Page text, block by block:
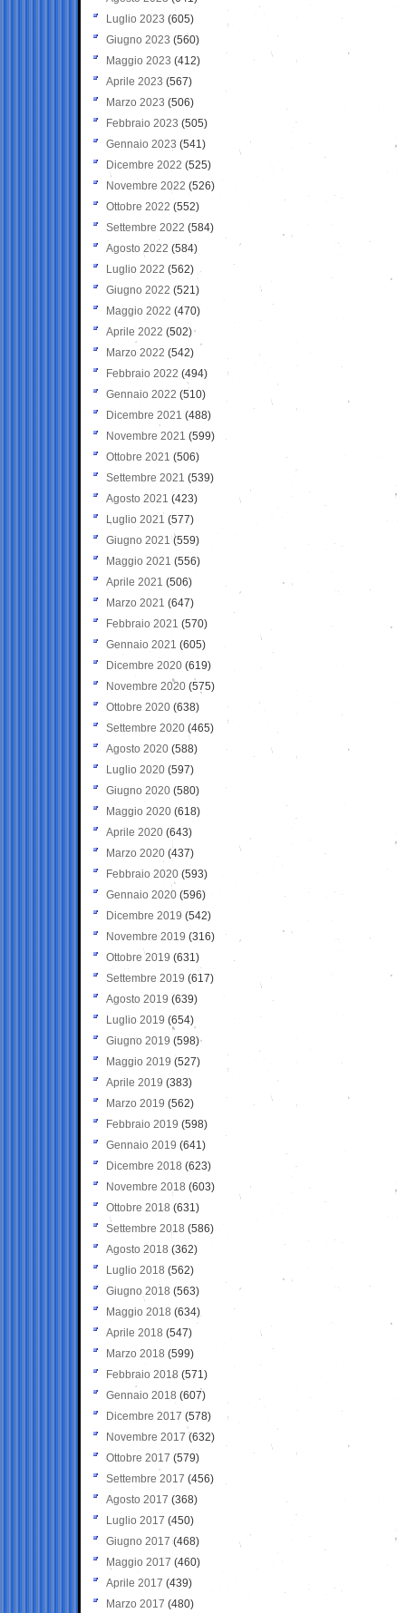
Luglio 2023 (605)
Giugno 2023 (560)
Maggio 2023 (412)
Aprile 2023 (567)
Marzo 2023 (506)
Febbraio 2023 (505)
Gennaio 2023 (541)
Dicembre 2022 (525)
Novembre 2022 (526)
Ottobre 2022 (552)
Settembre 2022 (584)
Agosto 2022 (584)
Luglio 2022 (562)
Giugno 2022 (521)
Maggio 2022 (470)
Aprile 2022 (502)
Marzo 2022 (542)
Febbraio 2022 (494)
Gennaio 2022 (510)
Dicembre 2021 (488)
Novembre 2021 (599)
Ottobre 2021 (506)
Settembre 2021 (539)
Agosto 2021 (423)
Luglio 2021 (577)
Giugno 2021(559)
Maggio 2021 (556)
Aprile 2021 (506)
Marzo 2021 (647)
Febbraio 2021 (570)
Gennaio 2021 (605)
Dicembre 2020 (619)
Novembre 2020 (575)
Ottobre 2020 (638)
Settembre 2020(465)
Agosto 2020 (588)
Luglio 2020 (597)
Giugno 2020 (580)
Maggio 2020 (618)
Aprile 2020 (643)
Marzo 2020 (437)
Febbraio 2020 (593)
Gennaio 2020 (596)
Dicembre 2019 (542)
Novembre 2019 (316)
Ottobre 2019 (631)
Settembre 2019 (617)
Agosto 2019 (639)
Luglio 2019 (654)
Giugno 2019 (598)
Maggio 2019 (527)
Aprile 2019 (383)
Marzo 2019 (562)
Febbraio 2019 (598)
Gennaio 2019 (641)
Dicembre 2018 (623)
Novembre 2018 (603)
Ottobre 2018 (631)
Settembre 2018 (586)
Agosto 2018 (362)
Luglio 2018 (562)
Giugno 2018 (563)
Maggio 2018 (634)
Aprile 2018 (547)
Marzo 2018 (599)
Febbraio 2018 (571)
Gennaio 2018 (607)
Dicembre 2017 (578)
Novembre 2017 (632)
Ottobre 2017 (579)
Settembre 2017 (456)
Agosto 2017 (368)
Luglio 2017 (450)
Giugno 2017 (468)
Maggio 2017 (460)
Aprile 2017 (439)
Marzo 2017 (480)